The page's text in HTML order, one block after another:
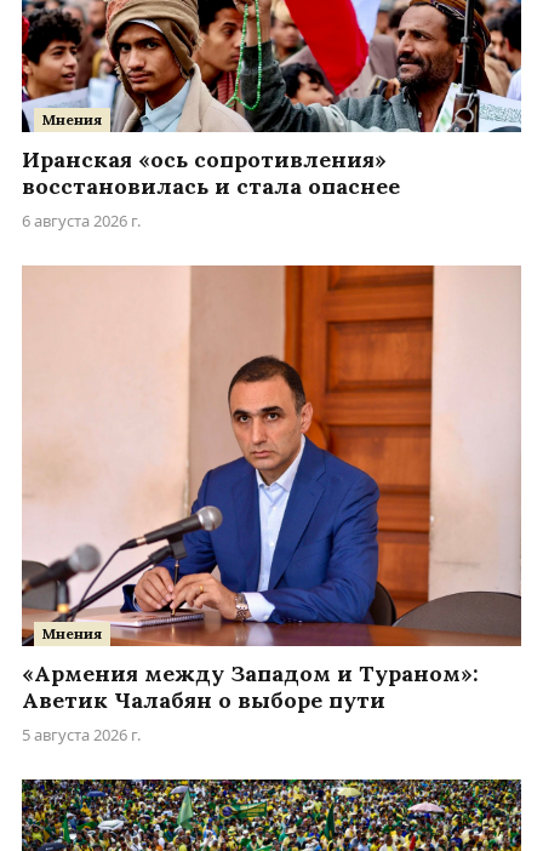
Мнения
Иранская «ось сопротивления»
восстановилась и стала опаснее
6 августа 2026 г.
Мнения
«Армения между Западом и Тураном»:
Аветик Чалабян о выборе пути
5 августа 2026 г.